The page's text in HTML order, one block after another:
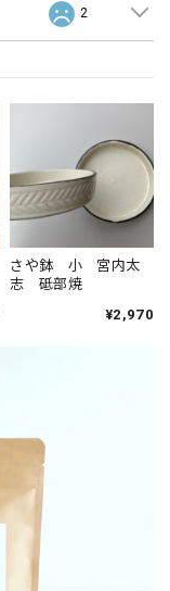
2
さや鉢 小 宮内太
志 砥部焼
¥2,970